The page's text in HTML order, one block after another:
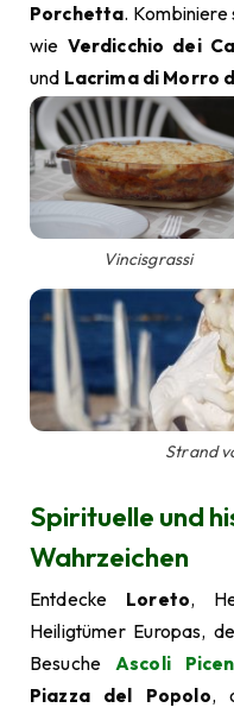
Porchetta. Kombiniere
wie Verdicchio dei
und Lacrima di Morro
Vincisgrassi
Strand
Spirituelle und
Wahrzeichen
Entdecke Loreto,
Heiligtümer Europas,
Besuche Ascoli
Piazza del Popolo,